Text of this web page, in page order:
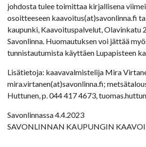
johdosta tulee toimittaa kirjallisena
osoitteeseen kaavoitus(at)savonlinna.fi
kaupunki, Kaavoituspalvelut, Olavinkatu
Savonlinna. Huomautuksen voi jättää
tunnistautumista käyttäen Lupapisteen
Lisätietoja: kaavavalmistelija Mira
mira.virtanen(at)savonlinna.fi;
Huttunen, p. 044 417 4673,
Savonlinnassa 4.4.2023
SAVONLINNAN KAUPUNGIN